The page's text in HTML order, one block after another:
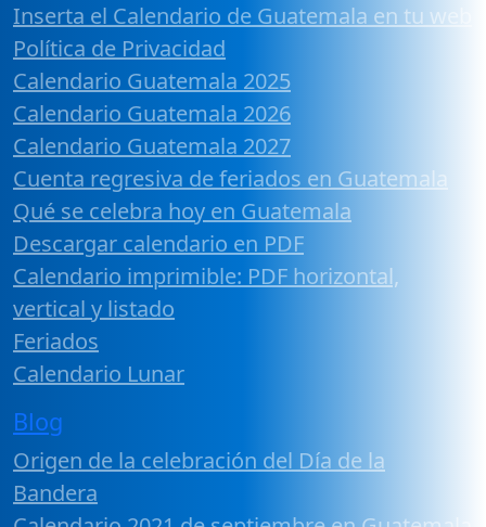
Inserta el Calendario de Guatemala en tu web
Política de Privacidad
Calendario Guatemala 2025
Calendario Guatemala 2026
Calendario Guatemala 2027
Cuenta regresiva de feriados en Guatemala
Qué se celebra hoy en Guatemala
Descargar calendario en PDF
Calendario imprimible: PDF horizontal,
vertical y listado
Feriados
Calendario Lunar
Blog
Origen de la celebración del Día de la
Bandera